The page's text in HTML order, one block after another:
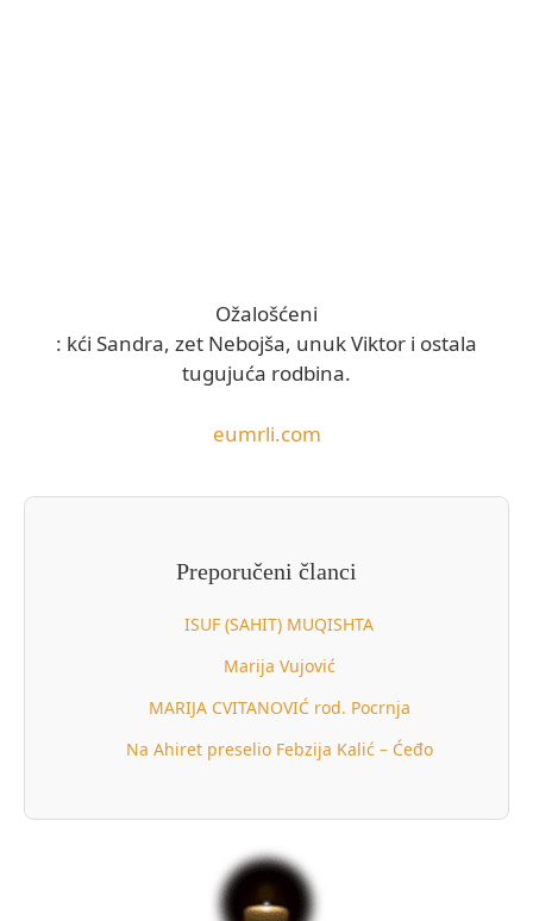
Ožalošćeni
: kći Sandra, zet Nebojša, unuk Viktor i ostala
tugujuća rodbina.
eumrli.com
Preporučeni članci
ISUF (SAHIT) MUQISHTA
Marija Vujović
MARIJA CVITANOVIĆ rod. Pocrnja
Na Ahiret preselio Febzija Kalić – Ćeđo